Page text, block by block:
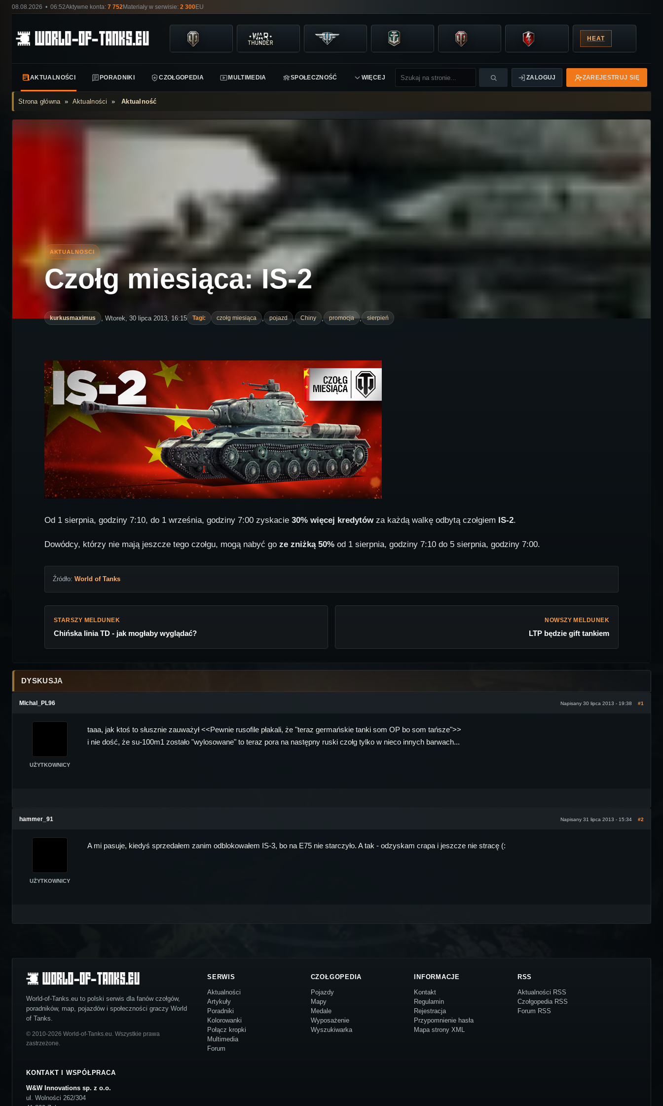
08.08.2026 • 06:52Aktywne konta: 7 752Materiały w serwisie: 2 300EU
HEAT
AKTUALNOŚCI PORADNIKI CZOŁGOPEDIA MULTIMEDIA SPOŁECZNOŚĆ WIĘCEJ ZALOGUJ ZAREJESTRUJ SIĘ
Strona główna» Aktualności »Aktualność
Czołg miesiąca: IS-2
kurkusmaximus , Wtorek, 30 lipca 2013, 16:15 Tagi: czołg miesiąca , pojazd , Chiny , promocja , sierpień
Od 1 sierpnia, godziny 7:10, do 1 września, godziny 7:00 zyskacie 30% więcej kredytówza każdą walkę odbytą czołgiem IS-2.
Dowódcy, którzy nie mają jeszcze tego czołgu, mogą nabyć go ze zniżką 50%od 1 sierpnia, godziny 7:10 do 5 sierpnia, godziny 7:00.
Źródło: World of Tanks
STARSZY MELDUNEK
Chińska linia TD - jak mogłaby wyglądać?
NOWSZY MELDUNEK
LTP będzie gift tankiem
DYSKUSJA
MIchal_PL96 Napisany 30 lipca 2013 - 19:38 #1
UŻYTKOWNICY
taaa, jak ktoś to słusznie zauważył <<Pewnie rusofile płakali, że "teraz germańskie tanki som OP bo som tańsze">>
i nie dość, że su-100m1 zostało "wylosowane" to teraz pora na następny ruski czołg tylko w nieco innych barwach...
hammer_91 Napisany 31 lipca 2013 - 15:34 #2
UŻYTKOWNICY
A mi pasuje, kiedyś sprzedałem zanim odblokowałem IS-3, bo na E75 nie starczyło. A tak - odzyskam crapa i jeszcze nie stracę (:
World-of-Tanks.eu to polski serwis dla fanów czołgów,
poradników, map, pojazdów i społeczności graczy World
of Tanks.
© 2010-2026 World-of-Tanks.eu. Wszystkie prawa
zastrzeżone.
SERWIS
Aktualności
Artykuły
Poradniki
Kolorowanki
Połącz kropki
Multimedia
Forum
CZOŁGOPEDIA
Pojazdy
Mapy
Medale
Wyposażenie
Wyszukiwarka
INFORMACJE
Kontakt
Regulamin
Rejestracja
Przypomnienie hasła
Mapa strony XML
RSS
Aktualności RSS
Czołgopedia RSS
Forum RSS
KONTAKT I WSPÓŁPRACA
W&W Innovations sp. z o.o.
ul. Wolności 262/304